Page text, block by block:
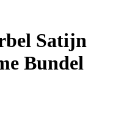
Satijn
Bundel